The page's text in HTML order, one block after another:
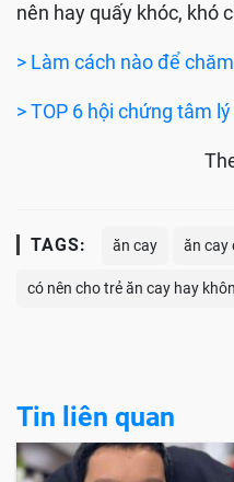
nên hay quấy khóc, khó
> Làm cách nào để
> TOP 6 hội chứng tâm
TAGS: ăn cay ăn cay
có nên cho trẻ ăn cay hay
Tin liên quan